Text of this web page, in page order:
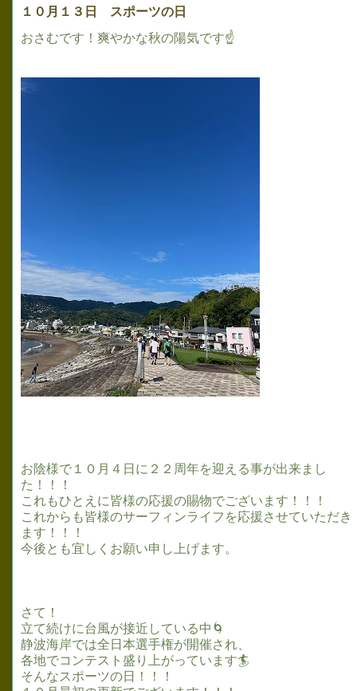
１０月１３日 スポーツの日
おさむです！爽やかな秋の陽気です☝
お陰様で１０月４日に２２周年を迎える事が出来まし
た！！！
これもひとえに皆様の応援の賜物でございます！！！
これからも皆様のサーフィンライフを応援させていただき
ます！！！
今後とも宜しくお願い申し上げます。
さて！
立て続けに台風が接近している中🌀
静波海岸では全日本選手権が開催され、
各地でコンテスト盛り上がっています🏄
そんなスポーツの日！！！